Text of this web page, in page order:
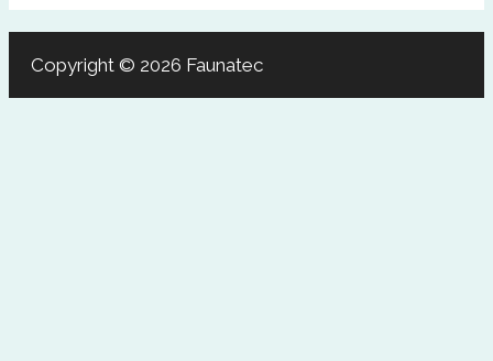
Copyright © 2026 Faunatec